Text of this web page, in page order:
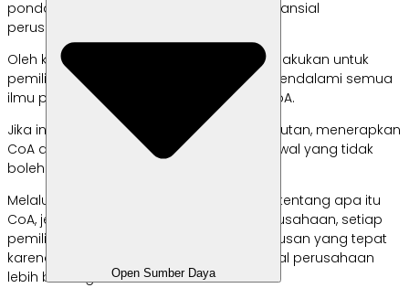
Open Sumber Daya
pondasi yang kokoh untuk kesuksesan finansial
perusahaan.
Oleh karena itu, menjadi hal yang wajib dilakukan untuk
pemilik usaha dan ahli akuntansi untuk mendalami semua
ilmu pengetahuan dan praktik tentang CoA.
Jika ingin bisnis lebih efisien dan berkelanjutan, menerapkan
CoA dengan bijak merupakan tahapan awal yang tidak
boleh untuk dilewatkan.
Melalui pemahaman yang komprehensif tentang apa itu
CoA, jenisnya, dan manfaatnya untuk perusahaan, setiap
pemilik usaha bisa terus membuat keputusan yang tepat
karena percaya dapat mengelola finansial perusahaan
lebih baik lagi.